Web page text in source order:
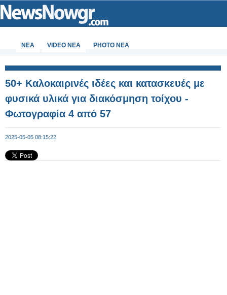
ΝΕΑ VIDEO NEA PHOTO NEA
50+ Καλοκαιρινές ιδέες και κατασκευές με
φυσικά υλικά για διακόσμηση τοίχου -
Φωτογραφία 4 από 57
2025-05-05 08:15:22